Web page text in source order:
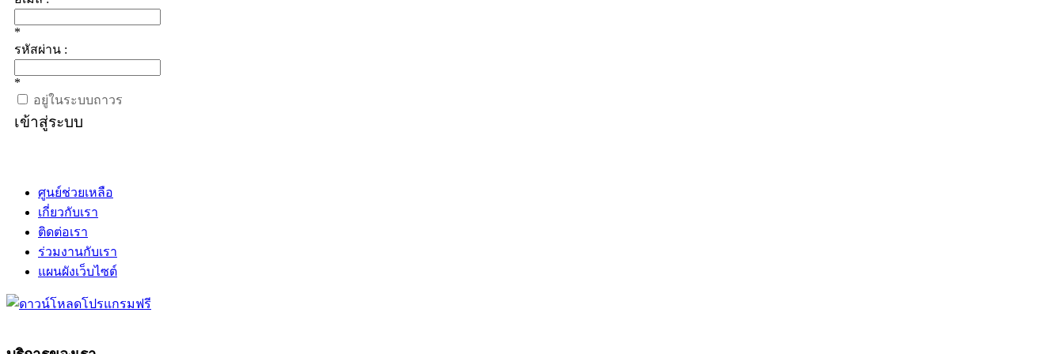
*
รหัสผ่าน :
*
อยู่ในระบบถาวร
เข้าสู่ระบบ
ศูนย์ช่วยเหลือ
เกี่ยวกับเรา
ติดต่อเรา
ร่วมงานกับเรา
แผนผังเว็บไซต์